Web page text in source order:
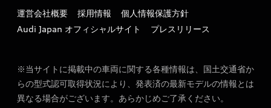
運営会社概要 採用情報
個人情報保護方針
Audi Japan オフィシャルサイト
プレスリリース
※当サイトに掲載中の車両に関する各種情報は、国土交通省か
らの型式認可取得状況により、発表済の最新モデルの情報とは
異なる場合がございます。あらかじめご了承ください。